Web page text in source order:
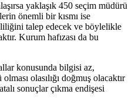
yaklaşık 450 seçim müdürü
önemli bir kısmı ise
talep edecek ve böylelikle
Kurum hafızası da bu
konusunda bilgisi az,
olasılığı doğmuş olacaktır
sonuçlar çıkma endişesi